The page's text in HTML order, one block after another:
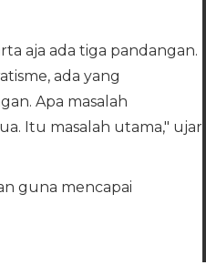
aja ada tiga pandangan.
ada yang
Apa masalah
Itu masalah utama," ujar
guna mencapai